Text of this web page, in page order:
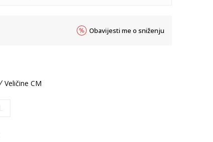
Obavijesti me o sniženju
Veličine CM